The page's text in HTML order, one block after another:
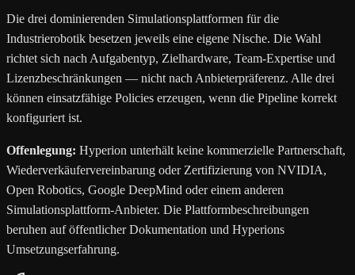
Die drei dominierenden Simulationsplattformen für die
Industrierobotik besetzen jeweils eine eigene Nische. Die Wahl
richtet sich nach Aufgabentyp, Zielhardware, Team-Expertise und
Lizenzbeschränkungen — nicht nach Anbieterpräferenz. Alle drei
können einsatzfähige Policies erzeugen, wenn die Pipeline korrekt
konfiguriert ist.
Offenlegung: Hyperion unterhält keine kommerzielle Partnerschaft,
Wiederverkäufervereinbarung oder Zertifizierung von NVIDIA,
Open Robotics, Google DeepMind oder einem anderen
Simulationsplattform-Anbieter. Die Plattformbeschreibungen
beruhen auf öffentlicher Dokumentation und Hyperions
Umsetzungserfahrung.